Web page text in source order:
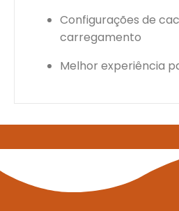
Configurações de
carregamento
Melhor experiência